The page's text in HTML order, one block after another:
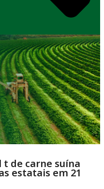
t de carne suína
estatais em 21